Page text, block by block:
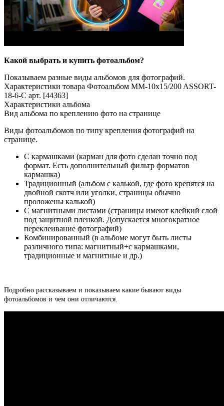
Какой выбрать и купить фотоальбом?
Показываем разные виды альбомов для фотографий.
Характеристики товара Фотоальбом MM-10x15/200 ASSORT-
18-6-C арт. [44363]
Характеристики альбома
Вид альбома по креплению фото на странице
Виды фотоальбомов по типу крепления фотографий на
странице.
С кармашками (карман для фото сделан точно под
формат. Есть дополнительный фильтр форматов
кармашка)
Традиционный (альбом с калькой, где фото крепятся на
двойной скотч или уголки, страницы обычно
проложены калькой)
С магнитными листами (страницы имеют клейкий слой
под защитной пленкой. Допускается многократное
переклеивание фотографий)
Комбинированный (в альбоме могут быть листы
различного типа: магнитный+с кармашками,
традиционные и магнитные и др.)
Подробно рассказываем и показываем какие бывают виды
фотоальбомов и чем они отличаются.